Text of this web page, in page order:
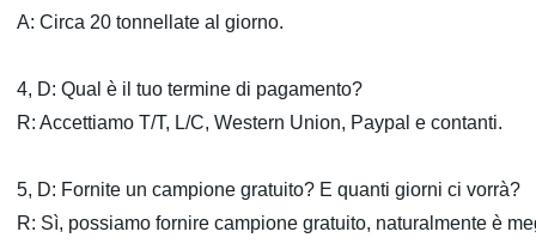
A: Circa 20 tonnellate al giorno.
4, D: Qual è il tuo termine di pagamento?
R: Accettiamo T/T, L/C, Western Union, Paypal e contanti.
5, D: Fornite un campione gratuito? E quanti giorni ci vorrà?
R: Sì, possiamo fornire campione gratuito, naturalmente è